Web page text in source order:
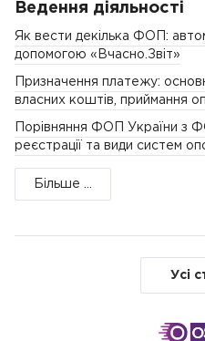
Ведення діяльності
Як вести декілька ФОП:
допомогою «Вчасно.Звіт»
Призначення платежу:
власних коштів, приймання
Порівняння ФОП України з
реєстрації та види систем
Більше ...
Усі